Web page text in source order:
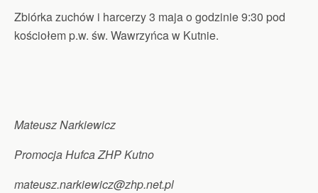
Zbiórka zuchów i harcerzy 3 maja o godzinie 9:30 pod
kościołem p.w. św. Wawrzyńca w Kutnie.
Mateusz Narkiewicz
Promocja Hufca ZHP Kutno
mateusz.narkiewicz@zhp.net.pl